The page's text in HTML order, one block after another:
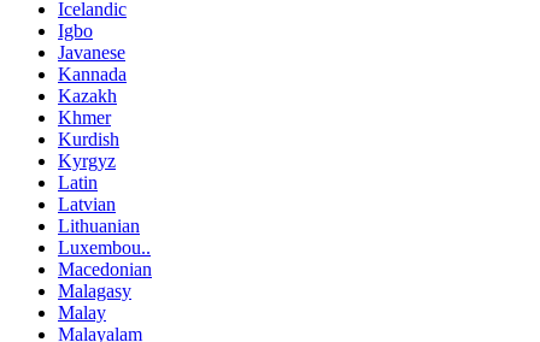
Icelandic
Igbo
Javanese
Kannada
Kazakh
Khmer
Kurdish
Kyrgyz
Latin
Latvian
Lithuanian
Luxembou..
Macedonian
Malagasy
Malay
Malayalam